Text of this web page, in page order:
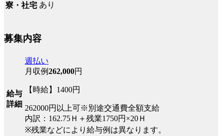
寮・社宅 あり
募集内容
給与
詳細
週払い
月収例262,000円
【時給】1400円
262000円以上可※別途交通費全額支給
内訳：162.75Ｈ＋残業1750円×20Ｈ
※残業などにより給与例は異なります。